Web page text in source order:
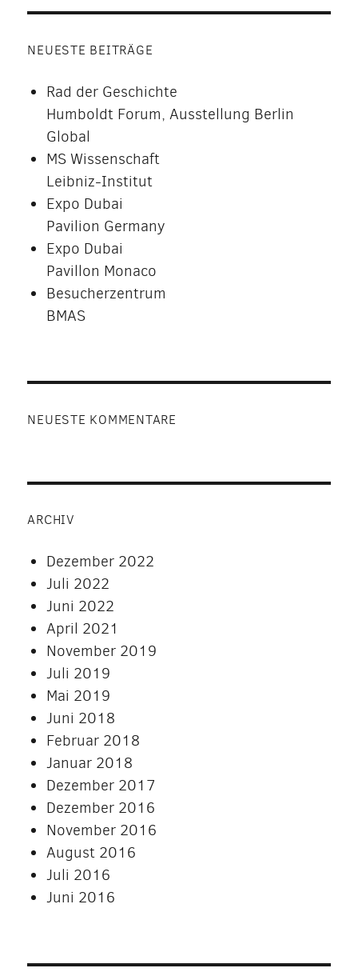
NEUESTE BEITRÄGE
Rad der Geschichte
Humboldt Forum, Ausstellung Berlin
Global
MS Wissenschaft
Leibniz-Institut
Expo Dubai
Pavilion Germany
Expo Dubai
Pavillon Monaco
Besucherzentrum
BMAS
NEUESTE KOMMENTARE
ARCHIV
Dezember 2022
Juli 2022
Juni 2022
April 2021
November 2019
Juli 2019
Mai 2019
Juni 2018
Februar 2018
Januar 2018
Dezember 2017
Dezember 2016
November 2016
August 2016
Juli 2016
Juni 2016